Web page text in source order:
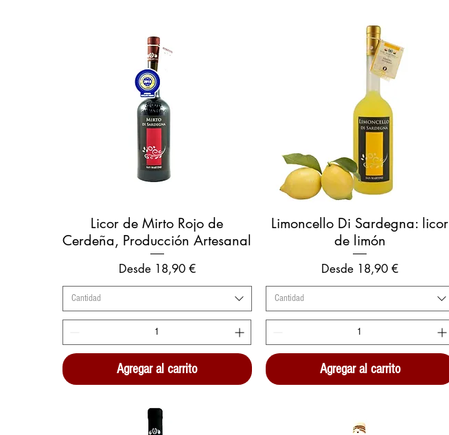
Vista rápida
Licor de Mirto Rojo de
Cerdeña, Producción Artesanal
Desde 18,90 €
Precio de oferta
Cantidad
Agregar al carrito
Vista rápida
Limoncello Di Sardegna: licor
de limón
Desde 18,90 €
Precio de oferta
Cantidad
Agregar al carrito